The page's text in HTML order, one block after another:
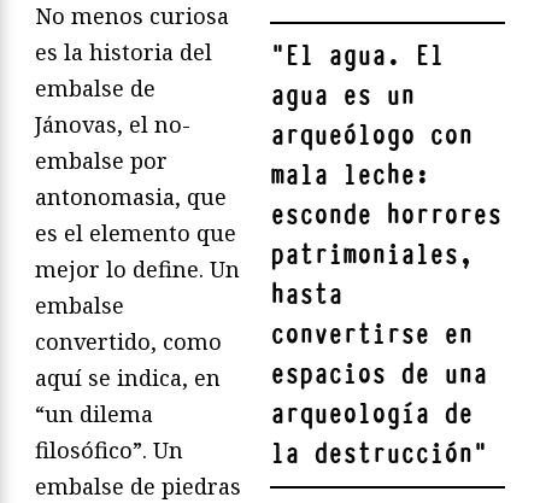
"El agua. El
agua es un
arqueólogo con
mala leche:
esconde horrores
patrimoniales,
hasta
convertirse en
espacios de una
arqueología de
la destrucción"
No menos curiosa
es la historia del
embalse de
Jánovas, el no-
embalse por
antonomasia, que
es el elemento que
mejor lo define. Un
embalse
convertido, como
aquí se indica, en
“un dilema
filosófico”. Un
embalse de piedras